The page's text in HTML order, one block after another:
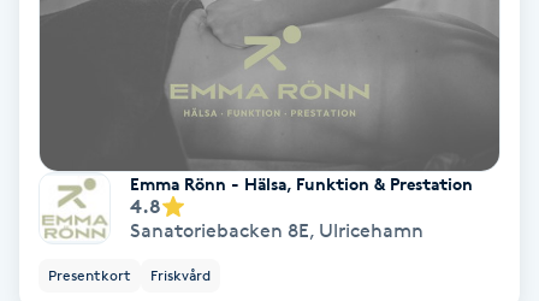
Hälsprickor
Idrottsmassage
Emma Rönn - Hälsa, Funktion & Prestation
4.8
Sanatoriebacken 8E, Ulricehamn
Presentkort Friskvård